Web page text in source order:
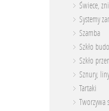
Świece,
Systemy
Szamba
Szkło
Szkło
Sznury, liny
Tartaki
Tworzywa